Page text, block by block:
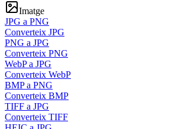
Imatge
JPG a PNG
Converteix JPG
PNG a JPG
Converteix PNG
WebP a JPG
Converteix WebP
BMP a PNG
Converteix BMP
TIFF a JPG
Converteix TIFF